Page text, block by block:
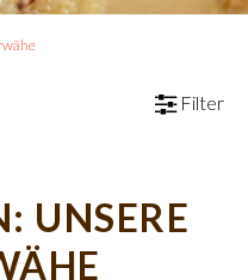
Filter
UNSERE